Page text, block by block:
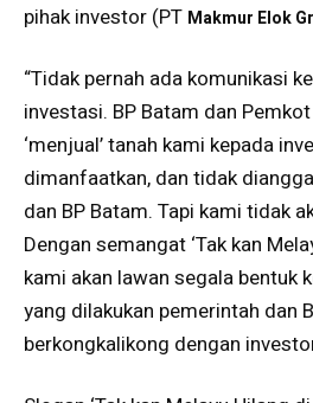
pihak investor (PT Makmur Elok
“Tidak pernah ada komunikasi
investasi. BP Batam dan
‘menjual’ tanah kami kepada
dimanfaatkan, dan tidak
dan BP Batam. Tapi kami tidak
Dengan semangat ‘Tak kan
kami akan lawan segala bentuk
yang dilakukan pemerintah dan
berkongkalikong dengan